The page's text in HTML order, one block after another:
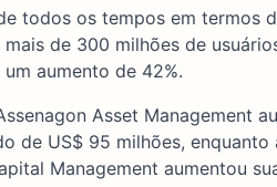
todos os tempos em termos
de 300 milhões de
aumento de 42%.
Asset Management
de US$ 95 milhões, enquanto
Management aumentou